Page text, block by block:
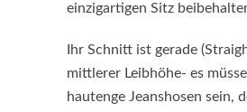
einzigartigen Sitz
Ihr Schnitt ist gerade
mittlerer Leibhöhe- es
hautenge Jeanshosen sein,